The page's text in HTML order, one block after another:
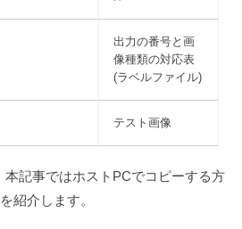
出力の番号と画
像種類の対応表
(ラベルファイル)
テスト画像
記事ではホストPCでコピーする方
紹介します。